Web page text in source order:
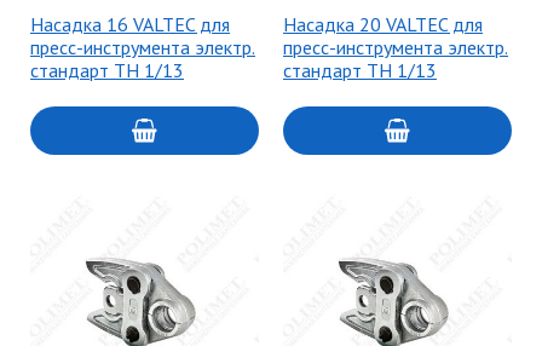
Насадка 16 VALTEC для
пресс-инструмента электр.
стандарт TH 1/13
Насадка 20 VALTEC для
пресс-инструмента электр.
стандарт TH 1/13